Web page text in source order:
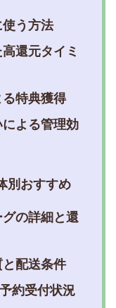
う方法
還元タイミ
特典獲得
よる管理効
別おすすめ
の詳細と還
配送条件
約受付状況